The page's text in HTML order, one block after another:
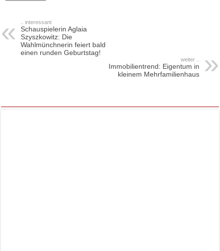
.. interessant
Schauspielerin Aglaia
Szyszkowitz: Die
Wahlmünchnerin feiert bald
einen runden Geburtstag!
weiter ..
Immobilientrend: Eigentum in
kleinem Mehrfamilienhaus